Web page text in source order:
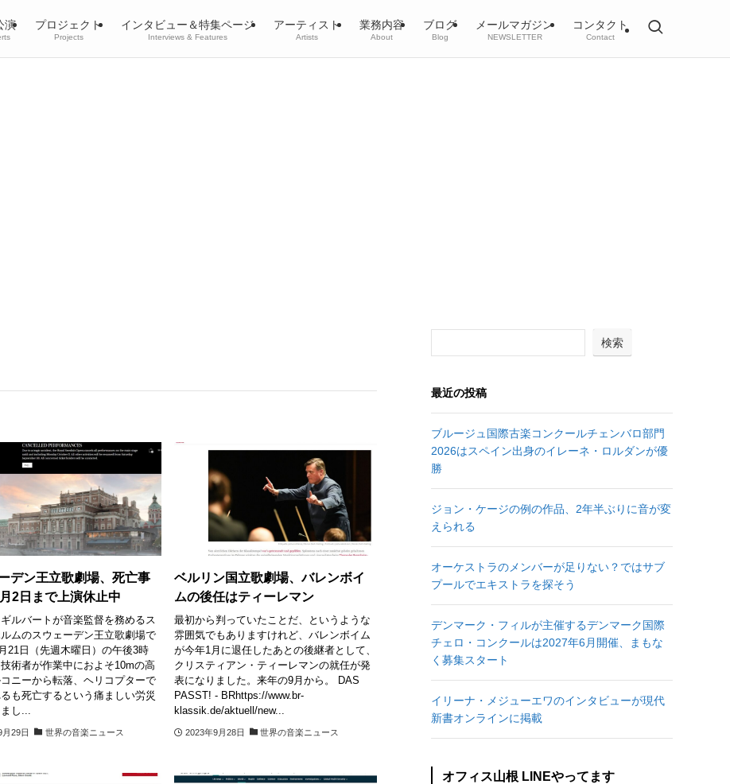
演 プロジェクト
Projects
インタビュー＆特集ページ
Interviews & Features
アーティスト
Artists
業務内容
About
ブログ
Blog
メールマガジン
NEWSLETTER
コンタクト
Contact
デン王立歌劇場、死亡事
2日まで上演休止中
ルバートが音楽監督を務めるス
ルムのスウェーデン王立歌劇場で
21日（先週木曜日）の午後3時
術者が作業中におよそ10mの高
ニーから転落、ヘリコプターで
も死亡するという痛ましい労災
し...
月29日 世界の音楽ニュース
ベルリン国立歌劇場、バレンボイ
ムの後任はティーレマン
最初から判っていたことだ、というような
雰囲気でもありますけれど、バレンボイム
が今年1月に退任したあとの後継者として、
クリスティアン・ティーレマンの就任が発
表になりました。来年の9月から。 DAS
PASST! - BRhttps://www.br-
klassik.de/aktuell/new...
2023年9月28日 世界の音楽ニュース
検索
最近の投稿
ブルージュ国際古楽コンクールチェンバロ部門
2026はスペイン出身のイレーネ・ロルダンが優
勝
ジョン・ケージの例の作品、2年半ぶりに音が変
えられる
オーケストラのメンバーが足りない？ではサブ
プールでエキストラを探そう
デンマーク・フィルが主催するデンマーク国際
チェロ・コンクールは2027年6月開催、まもな
く募集スタート
イリーナ・メジューエワのインタビューが現代
新書オンラインに掲載
オフィス山根 LINEやってます